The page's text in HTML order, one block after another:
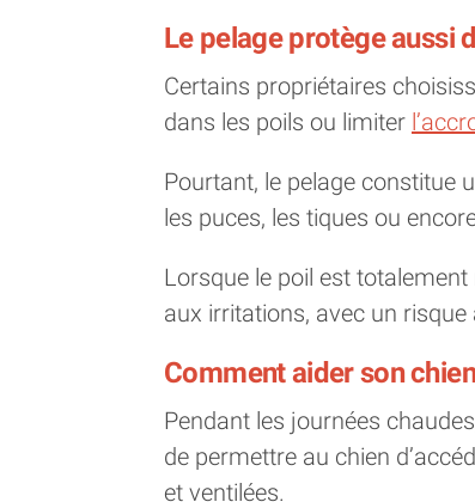
Le pelage protège aussi
Certains propriétaires
dans les poils ou limiter
Pourtant, le pelage constitue
les puces, les tiques ou
Lorsque le poil est
aux irritations, avec un
Comment aider son
Pendant les journées
de permettre au chien
et ventilées.